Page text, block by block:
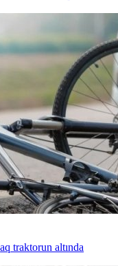
traktorun altında